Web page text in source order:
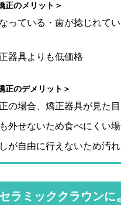
正のメリット＞
っている・歯が捻じれて
器具よりも低価格
正のデメリット＞
の場合、矯正器具が見た
外せないため食べにくい
が自由に行えないため汚
ミッククラウンに